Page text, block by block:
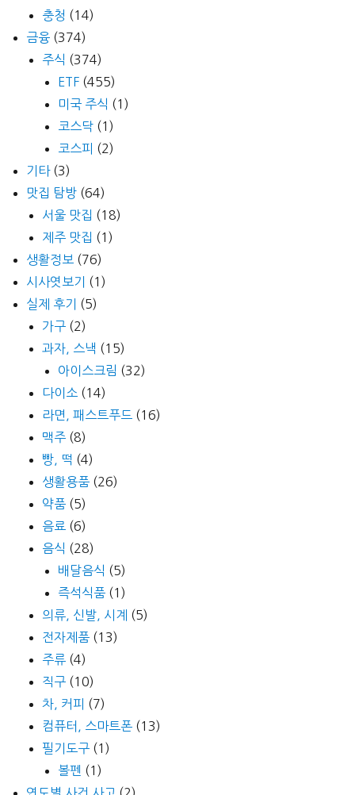
충청 (14)
금융 (374)
주식 (374)
ETF (455)
미국 주식 (1)
코스닥 (1)
코스피 (2)
기타(3)
맛집 탐방 (64)
서울 맛집 (18)
제주 맛집 (1)
생활정보 (76)
시사엿보기
(1)
실제 후기
(5)
가구 (2)
과자, 스낵 (15)
아이스크림 (32)
다이소 (14)
라면, 패스트푸드 (16)
맥주 (8)
빵, 떡 (4)
생활용품 (26)
약품 (5)
음료 (6)
음식 (28)
배달음식 (5)
즉석식품 (1)
의류, 신발, 시계
(5)
전자제품 (13)
주류 (4)
직구 (10)
차, 커피 (7)
컴퓨터, 스마트폰 (13)
필기도구 (1)
볼펜 (1)